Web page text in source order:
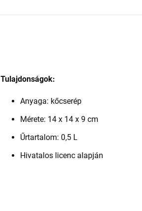
Tulajdonságok:
Anyaga: kőcserép
Mérete: 14 x 14 x 9 cm
Űrtartalom: 0,5 L
Hivatalos licenc alapján